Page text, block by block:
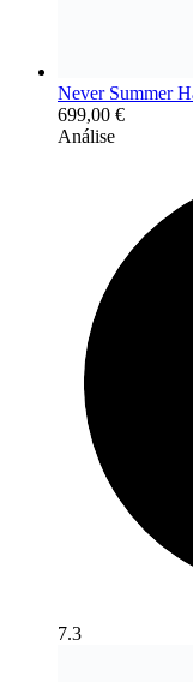
Never Summer
699,00 €
Análise
7.3